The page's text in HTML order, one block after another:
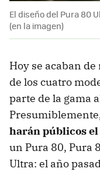
El diseño del Pura 80
(en la imagen)
Hoy se acaban
de los cuatro
parte de la gama
harán públicos
un Pura 80, Pura
Ultra: el año